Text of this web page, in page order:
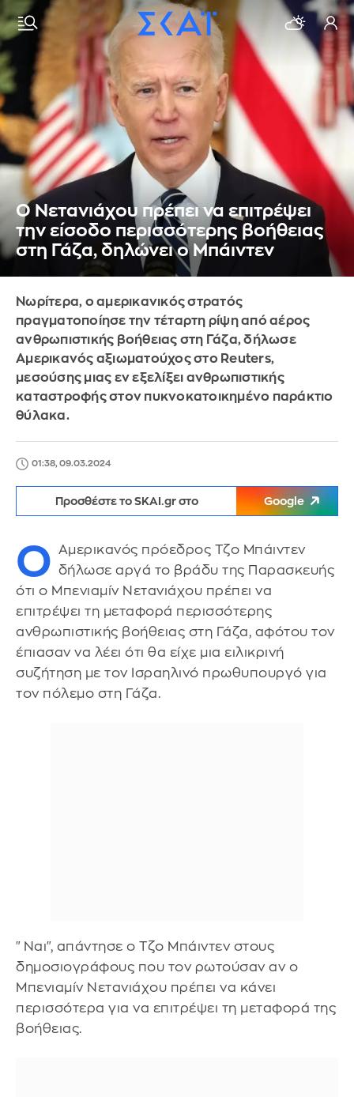
Ο Νετανιάχου πρέπει να επιτρέψει
την είσοδο περισσότερης βοήθειας
στη Γάζα, δηλώνει ο Μπάιντεν
Νωρίτερα, ο αμερικανικός στρατός
πραγματοποίησε την τέταρτη ρίψη από αέρος
ανθρωπιστικής βοήθειας στη Γάζα, δήλωσε
Αμερικανός αξιωματούχος στο Reuters,
μεσούσης μιας εν εξελίξει ανθρωπιστικής
καταστροφής στον πυκνοκατοικημένο παράκτιο
θύλακα.
01:38, 09.03.2024
Προσθέστε το SKAI.gr στο Google
Ο Αμερικανός πρόεδρος Τζο Μπάιντεν
δήλωσε αργά το βράδυ της Παρασκευής
ότι ο Μπενιαμίν Νετανιάχου πρέπει να
επιτρέψει τη μεταφορά περισσότερης
ανθρωπιστικής βοήθειας στη Γάζα, αφότου τον
έπιασαν να λέει ότι θα είχε μια ειλικρινή
συζήτηση με τον Ισραηλινό πρωθυπουργό για
τον πόλεμο στη Γάζα.
"Ναι", απάντησε ο Τζο Μπάιντεν στους
δημοσιογράφους που τον ρωτούσαν αν ο
Μπενιαμίν Νετανιάχου πρέπει να κάνει
περισσότερα για να επιτρέψει τη μεταφορά της
βοήθειας.